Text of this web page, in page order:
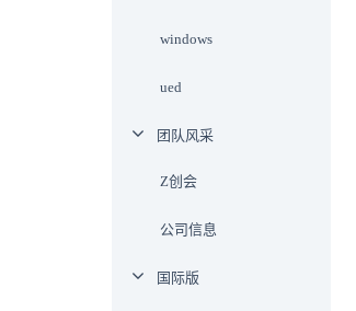
windows
ued
团队风采
Z创会
公司信息
国际版